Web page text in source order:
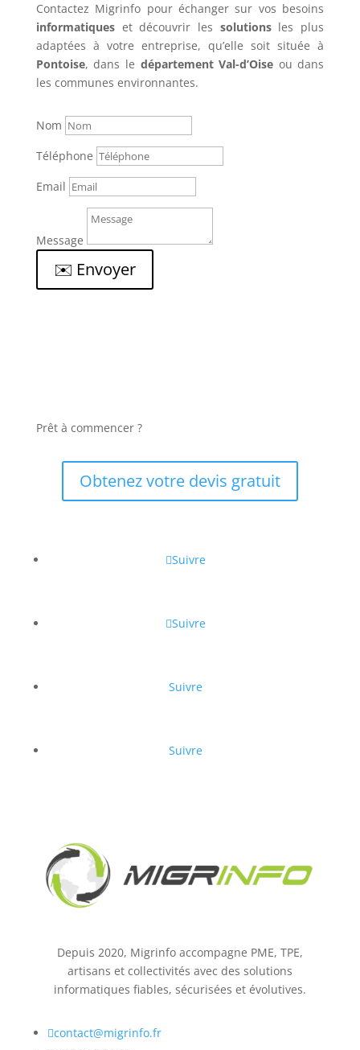
Contactez Migrinfo pour échanger sur vos besoins
informatiqueset découvrir les solutionsles plus
adaptées à votre entreprise, qu’elle soit située à
Pontoise, dans le département Val-d’Oise ou dans
les communes environnantes.
Nom
Téléphone
Email
Message
✉️ Envoyer
Prêt à commencer ?
Obtenez votre devis gratuit
Suivre
Suivre
Suivre
Suivre
Depuis 2020, Migrinfo accompagne PME, TPE,
artisans et collectivités avec des solutions
informatiques fiables, sécurisées et évolutives.
contact@migrinfo.fr